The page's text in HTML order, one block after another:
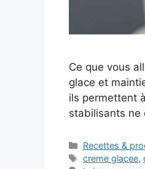
Ce que vous
glace et
ils permettent
stabilisants
Catégories
Recettes &
Étiquettes
creme glacee,